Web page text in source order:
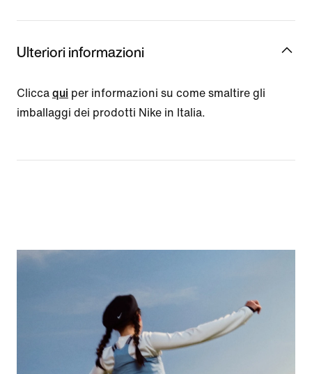
Ulteriori informazioni
Clicca qui per informazioni su come smaltire gli
imballaggi dei prodotti Nike in Italia.